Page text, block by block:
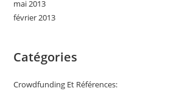
mai 2013
février 2013
Catégories
Crowdfunding Et Références: